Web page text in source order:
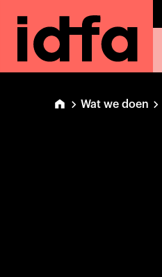
Wat we doen